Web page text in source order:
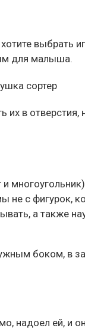
выбрать
для малыша.
в
с фигурок,
а также
боком, в
ей, и